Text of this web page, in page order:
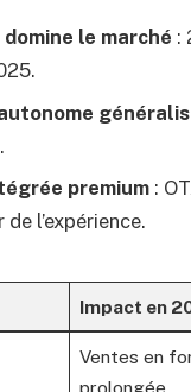
le marché :
premium :
l’expérience.
Impact en
Ventes en
prolongée